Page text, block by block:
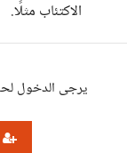
الاكتئاب مثلًا.
يرجى الدخول